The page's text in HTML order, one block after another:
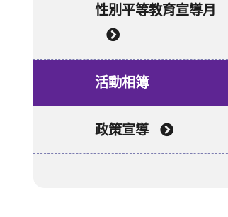
性別平等教育宣導月
活動相簿
政策宣導